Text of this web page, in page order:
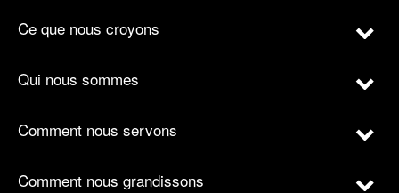
Ce que nous croyons
Qui nous sommes
Comment nous servons
Comment nous grandissons